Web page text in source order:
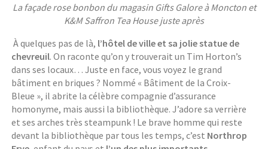
La façade rose bonbon du magasin Gifts Galore à Moncton et
K&M Saffron Tea House juste après
À quelques pas de là, l’hôtel de ville et sa jolie statue de
chevreuil. On raconte qu’on y trouverait un Tim Horton’s
dans ses locaux… Juste en face, vous voyez le grand
bâtiment en briques ? Nommé « Bâtiment de la Croix-
Bleue », il abrite la célèbre compagnie d’assurance
homonyme, mais aussi la bibliothèque. J’adore sa verrière
et ses arches très steampunk ! Le brave homme qui reste
devant la bibliothèque par tous les temps, c’est Northrop